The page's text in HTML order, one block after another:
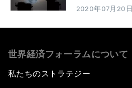
2020年07月20日
世界経済フォーラムについて
私たちのストラテジー